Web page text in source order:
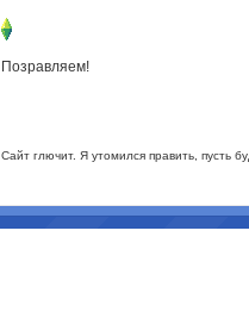
Позравляем!
Сайт глючит. Я утомился править, пусть